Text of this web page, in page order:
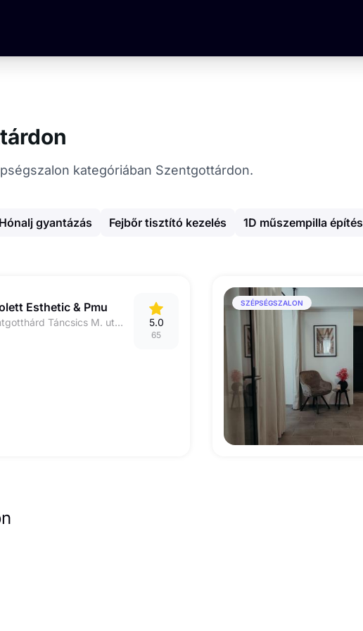
kategóriában Szentgottárdon.
Hónalj gyantázás Fejbőr tisztító kezelés 1D műszempilla építés
Esthetic & Pmu
9970 Szentgotthárd Táncsics M. utca 2. 5.0
65
SZÉPSÉGSZALON